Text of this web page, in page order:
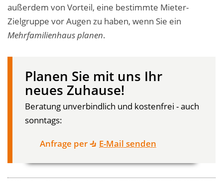
außerdem von Vorteil, eine bestimmte Mieter-
Zielgruppe vor Augen zu haben, wenn Sie ein
Mehrfamilienhaus planen.
Planen Sie mit uns Ihr
neues Zuhause!
Beratung unverbindlich und kostenfrei - auch
sonntags:
Anfrage per E-Mail senden